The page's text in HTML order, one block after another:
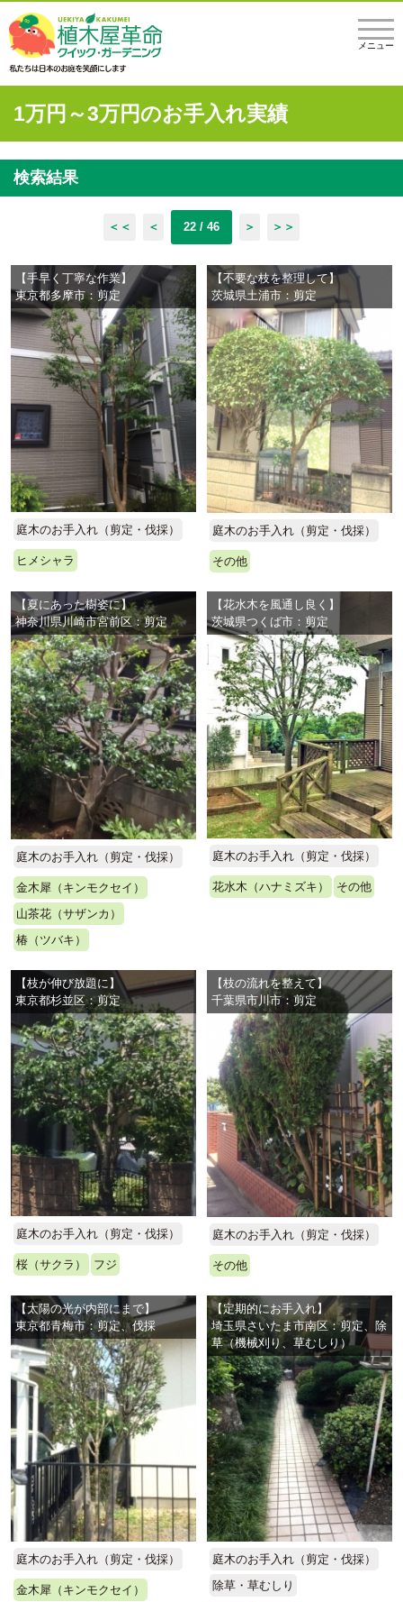
メニュー
1万円～3万円のお手入れ実績
検索結果
＜＜ ＜ 22 / 46 ＞ ＞＞
【手早く丁寧な作業】
東京都多摩市：剪定
庭木のお手入れ（剪定・伐採）
ヒメシャラ
【不要な枝を整理して】
茨城県土浦市：剪定
庭木のお手入れ（剪定・伐採）
その他
【夏にあった樹姿に】
神奈川県川崎市宮前区：剪定
庭木のお手入れ（剪定・伐採）
金木犀（キンモクセイ）
山茶花（サザンカ）
椿（ツバキ）
【花水木を風通し良く】
茨城県つくば市：剪定
庭木のお手入れ（剪定・伐採）
花水木（ハナミズキ） その他
【枝が伸び放題に】
東京都杉並区：剪定
庭木のお手入れ（剪定・伐採）
桜（サクラ） フジ
【枝の流れを整えて】
千葉県市川市：剪定
庭木のお手入れ（剪定・伐採）
その他
【太陽の光が内部にまで】
東京都青梅市：剪定、伐採
庭木のお手入れ（剪定・伐採）
金木犀（キンモクセイ）
【定期的にお手入れ】
埼玉県さいたま市南区：剪定、除
草（機械刈り、草むしり）
庭木のお手入れ（剪定・伐採）
除草・草むしり